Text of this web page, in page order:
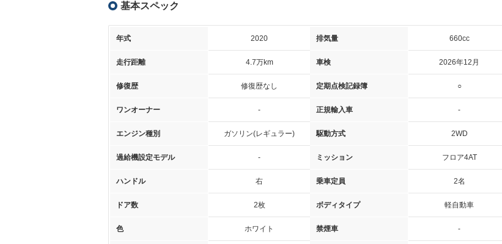
基本スペック
年式 2020 排気量 660cc
走行距離 4.7万km 車検 2026年12月
修復歴 修復歴なし 定期点検記録簿 ○
ワンオーナー - 正規輸入車 -
エンジン種別 ガソリン(レギュラー) 駆動方式 2WD
過給機設定モデル - ミッション フロア4AT
ハンドル 右 乗車定員 2名
ドア数 2枚 ボディタイプ 軽自動車
色 ホワイト 禁煙車 -